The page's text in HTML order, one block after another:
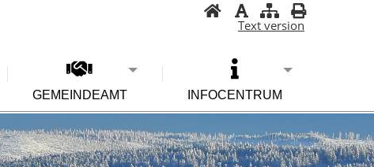
Text version
GEMEINDEAMT INFOCENTRUM